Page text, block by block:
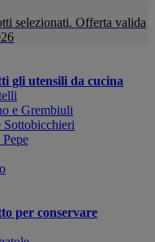
selezionati. Offerta valida
gli utensili da cucina
e Grembiuli
Sottobicchieri
per conservare